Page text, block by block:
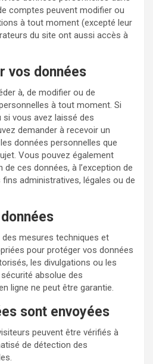
comptes peuvent modifier ou
à tout moment (excepté leur
du site ont aussi accès à
vos données
à, de modifier ou de
à tout moment. Si
vous avez laissé des
demander à recevoir un
données personnelles que
Vous pouvez également
ces données, à l’exception de
administratives, légales ou de
mesures techniques et
pour protéger vos données
les divulgations ou les
absolue des
ligne ne peut être garantie.
sont envoyées
peuvent être vérifiés à
de détection des